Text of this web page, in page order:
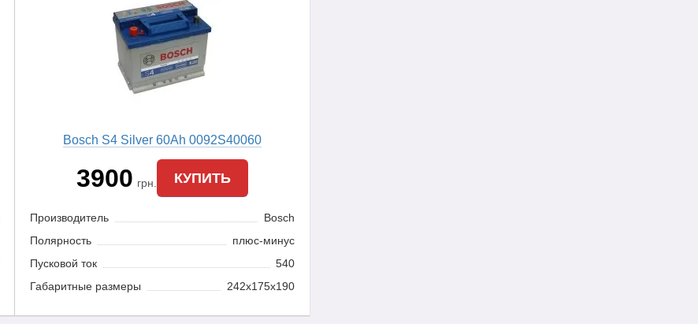
Bosch S4 Silver 60Ah 0092S40060
3900 грн. КУПИТЬ
Производитель
Bosch
Полярность
плюс-минус
Пусковой ток
540
Габаритные размеры
242x175x190